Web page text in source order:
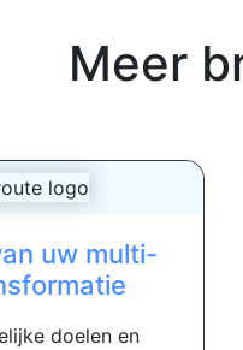
Meer
uw multi-
doelen en